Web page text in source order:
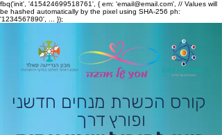
fbq('init', '415424699518761', { em: 'email@email.com', // Values will
be hashed automatically by the pixel using SHA-256 ph:
'1234567890', ... });
קורס הכשרת מנחים חדשני
ופורץ דרך